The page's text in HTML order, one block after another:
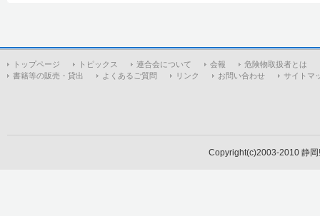
トップページ トピックス 連合会について 会報
危険物取扱者とは
書籍等の販売・貸出
よくあるご質問 リンク お問い合わせ サイトマ
Copyright(c)2003-2010 静